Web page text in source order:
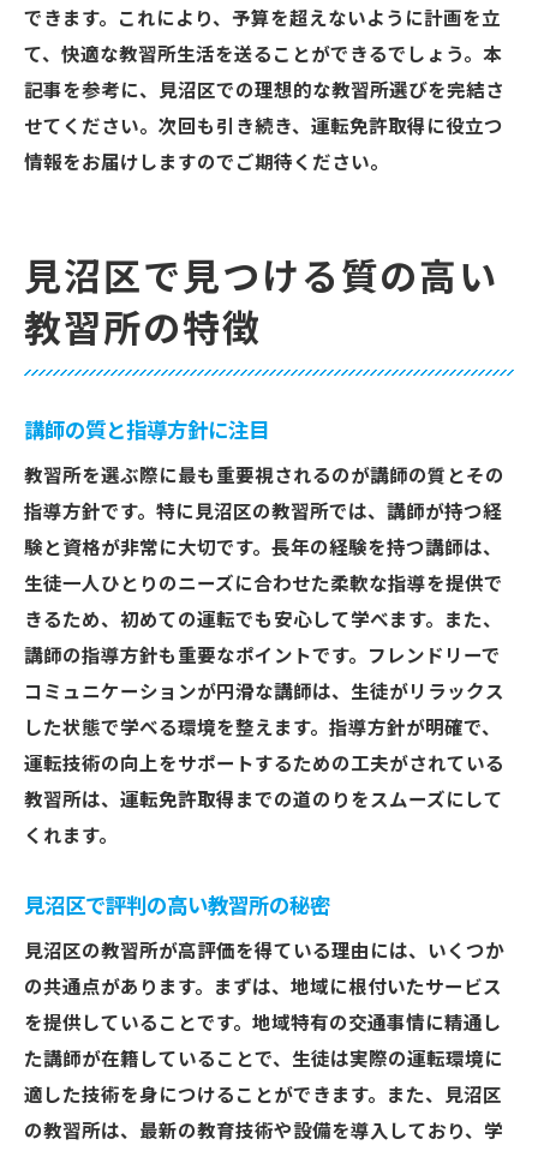
できます。これにより、予算を超えないように計画を立
て、快適な教習所生活を送ることができるでしょう。本
記事を参考に、見沼区での理想的な教習所選びを完結さ
せてください。次回も引き続き、運転免許取得に役立つ
情報をお届けしますのでご期待ください。
見沼区で見つける質の高い
教習所の特徴
講師の質と指導方針に注目
教習所を選ぶ際に最も重要視されるのが講師の質とその
指導方針です。特に見沼区の教習所では、講師が持つ経
験と資格が非常に大切です。長年の経験を持つ講師は、
生徒一人ひとりのニーズに合わせた柔軟な指導を提供で
きるため、初めての運転でも安心して学べます。また、
講師の指導方針も重要なポイントです。フレンドリーで
コミュニケーションが円滑な講師は、生徒がリラックス
した状態で学べる環境を整えます。指導方針が明確で、
運転技術の向上をサポートするための工夫がされている
教習所は、運転免許取得までの道のりをスムーズにして
くれます。
見沼区で評判の高い教習所の秘密
見沼区の教習所が高評価を得ている理由には、いくつか
の共通点があります。まずは、地域に根付いたサービス
を提供していることです。地域特有の交通事情に精通し
た講師が在籍していることで、生徒は実際の運転環境に
適した技術を身につけることができます。また、見沼区
の教習所は、最新の教育技術や設備を導入しており、学